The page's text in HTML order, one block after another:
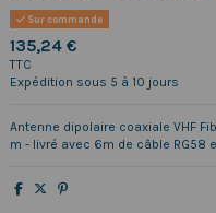
Sur commande
135,24 €
TTC
Expédition sous 5 à 10 jours
Antenne dipolaire coaxiale VHF
m - livré avec 6m de câble RG58